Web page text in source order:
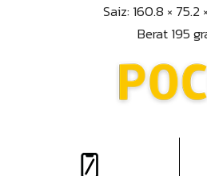
Saiz: 160.8 × 75.2
Berat 195